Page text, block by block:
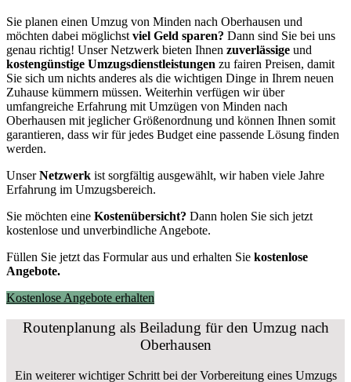
Sie planen einen Umzug von Minden nach Oberhausen und
möchten dabei möglichst viel Geld sparen? Dann sind Sie bei uns
genau richtig! Unser Netzwerk bieten Ihnen zuverlässige und
kostengünstige Umzugsdienstleistungen zu fairen Preisen, damit
Sie sich um nichts anderes als die wichtigen Dinge in Ihrem neuen
Zuhause kümmern müssen. Weiterhin verfügen wir über
umfangreiche Erfahrung mit Umzügen von Minden nach
Oberhausen mit jeglicher Größenordnung und können Ihnen somit
garantieren, dass wir für jedes Budget eine passende Lösung finden
werden.
UnserNetzwerk ist sorgfältig ausgewählt, wir haben viele Jahre
Erfahrung im Umzugsbereich.
Sie möchten eine Kostenübersicht? Dann holen Sie sich jetzt
kostenlose und unverbindliche Angebote.
Füllen Sie jetzt das Formular aus und erhalten Sie kostenlose
Angebote.
Kostenlose Angebote erhalten
Routenplanung als Beiladung für den Umzug nach
Oberhausen
Ein weiterer wichtiger Schritt bei der Vorbereitung eines Umzugs